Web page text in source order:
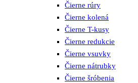
Čierne rúry
Čierne kolená
Čierne T-kusy
Čierne redukcie
Čierne vsuvky
Čierne nátrubky
Čierne šróbenia